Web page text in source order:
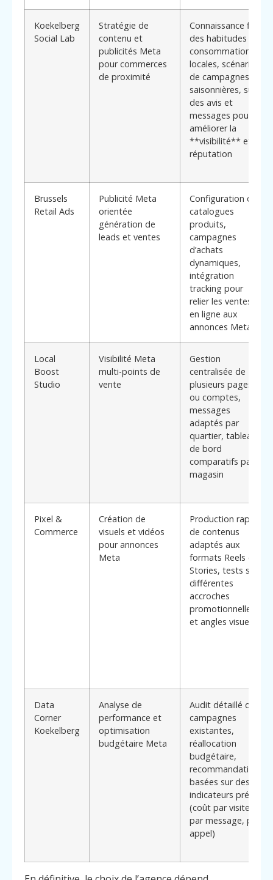
Koekelberg
Social Lab
Stratégie de
contenu et
publicités Meta
pour commerces
de proximité
Connaissance fine
des habitudes de
consommation
locales, scénarios
de campagnes
saisonnières, suivi
des avis et
messages pour
améliorer la
**visibilité** et la
réputation
Brussels
Retail Ads
Publicité Meta
orientée
génération de
leads et ventes
Configuration de
catalogues
produits,
campagnes
d’achats
dynamiques,
intégration
tracking pour
relier les ventes
en ligne aux
annonces Meta
Local
Boost
Studio
Visibilité Meta
multi-points de
vente
Gestion
centralisée de
plusieurs pages
ou comptes,
messages
adaptés par
quartier, tableaux
de bord
comparatifs par
magasin
Pixel &
Commerce
Création de
visuels et vidéos
pour annonces
Meta
Production rapide
de contenus
adaptés aux
formats Reels et
Stories, tests sur
différentes
accroches
promotionnelles
et angles visuels
Data
Corner
Koekelberg
Analyse de
performance et
optimisation
budgétaire Meta
Audit détaillé des
campagnes
existantes,
réallocation
budgétaire,
recommandations
basées sur des
indicateurs précis
(coût par visite,
par message, par
appel)